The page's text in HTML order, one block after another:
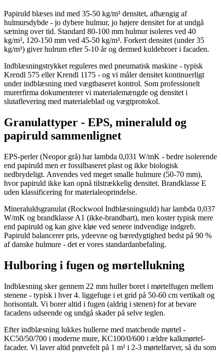
Papiruld blæses ind med 35-50 kg/m³ densitet, afhængig af
hulmursdybde - jo dybere hulmur, jo højere densitet for at undgå
sætning over tid. Standard 80-100 mm hulmur isoleres ved 40
kg/m³, 120-150 mm ved 45-50 kg/m³. Forkert densitet (under 35
kg/m³) giver hulrum efter 5-10 år og dermed kuldebroer i facaden.
Indblæsningstrykket reguleres med pneumatisk maskine - typisk
Krendl 575 eller Krendl 1175 - og vi måler densitet kontinuerligt
under indblæsning med vægtbaseret kontrol. Som professionelt
murerfirma dokumenterer vi materialemængde og densitet i
slutaflevering med materialeblad og vægtprotokol.
Granulattyper - EPS, mineraluld og
papiruld sammenlignet
EPS-perler (Neopor grå) har lambda 0,031 W/mK - bedre isolerende
end papiruld men er fossilbaseret plast og ikke biologisk
nedbrydeligt. Anvendes ved meget smalle hulmure (50-70 mm),
hvor papiruld ikke kan opnå tilstrækkelig densitet. Brandklasse E
uden klassificering for materialeoprindelse.
Mineraluldsgranulat (Rockwool Indblæsningsuld) har lambda 0,037
W/mK og brandklasse A1 (ikke-brandbart), men koster typisk mere
end papiruld og kan give kløe ved senere indvendige indgreb.
Papiruld balancerer pris, ydeevne og bæredygtighed bedst på 90 %
af danske hulmure - det er vores standardanbefaling.
Hulboring i fugen og mørtellukning
Indblæsning sker gennem 22 mm huller boret i mørtelfugen mellem
stenene - typisk i hver 4. liggefuge i et grid på 50-60 cm vertikalt og
horisontalt. Vi borer altid i fugen (aldrig i stenen) for at bevare
facadens udseende og undgå skader på selve teglen.
Efter indblæsning lukkes hullerne med matchende mørtel -
KC50/50/700 i moderne mure, KC100/0/600 i ældre kalkmørtel-
facader. Vi laver altid prøvefelt på 1 m² i 2-3 mørtelfarver, så du som